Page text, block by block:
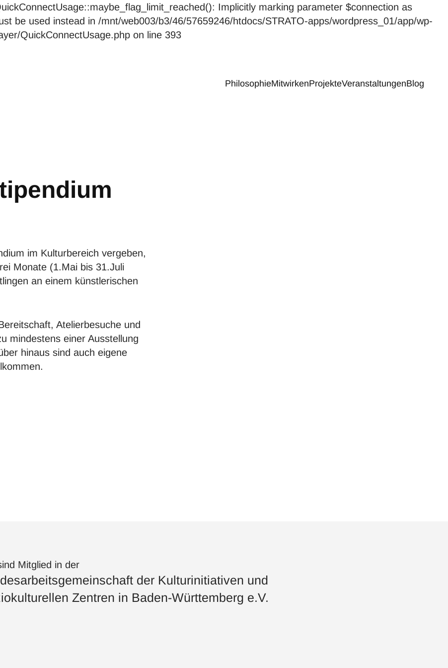
Implicitly marking parameter $connection as
be used instead in /mnt/web003/b3/46/57659246/htdocs/STRATO-apps/wordpress_01/app/wp-
QuickConnectUsage.php on line 393
PhilosophieMitwirkenProjekteVeranstaltungenBlog
im Kulturbereich vergeben,
Monate (1.Mai bis 31.Juli
an einem künstlerischen
Atelierbesuche und
mindestens einer Ausstellung
hinaus sind auch eigene
Mitglied in der
der Kulturinitiativen und
Zentren in Baden-Württemberg e.V.